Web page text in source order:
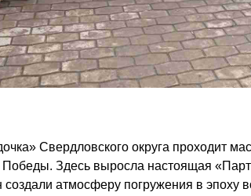
Свердловского округа проходит
Здесь выросла настоящая
создали атмосферу погружения в эпоху